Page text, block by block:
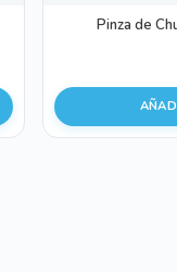
Pinza de